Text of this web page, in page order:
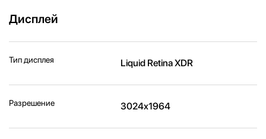
Дисплей
Тип дисплея Liquid Retina XDR
Разрешение 3024x1964